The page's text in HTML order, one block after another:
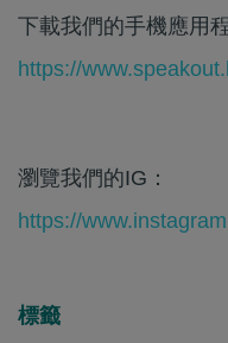
下載我們的手機應用
https://
瀏覽我們的IG：
https://
標籤